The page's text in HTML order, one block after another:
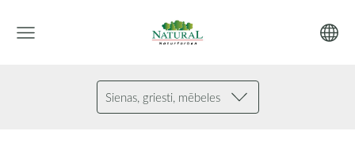
Sienas, griesti, mēbeles